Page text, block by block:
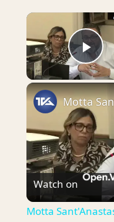
Watch on
Motta